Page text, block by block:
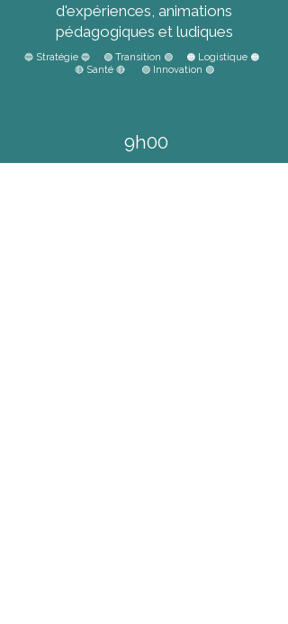
d'expériences, animations
pédagogiques et ludiques
🔵 Stratégie🔵 🟢 Transition 🟢 🟠 Logistique🟠
🔴 Santé🔴 🟣 Innovation 🟣
9h00